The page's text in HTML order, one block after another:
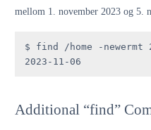
mellom 1. november 2023 og 5.
$ find /home -newermt
2023-11-06
Additional “find”